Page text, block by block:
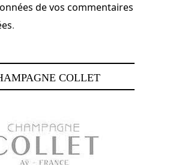
de vos commentaires
.
COLLET